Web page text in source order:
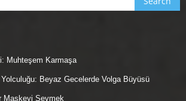
Muhteşem Karmaşa
Yolculuğu: Beyaz Gecelerde Volga Büyüsü
Maskeyi Sevmek